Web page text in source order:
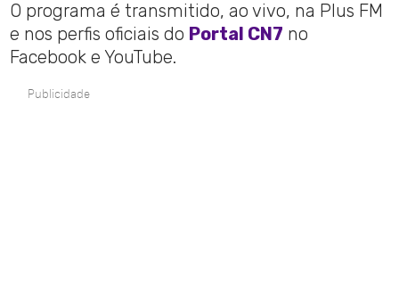
O programa é transmitido, ao vivo, na Plus FM
e nos perfis oficiais do Portal CN7 no
Facebook e YouTube.
Publicidade